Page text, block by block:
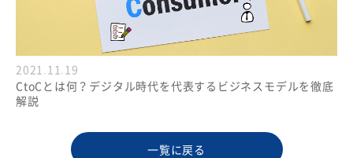
2021.11.19
CtoCとは何？デジタル時代を代表するビジネスモデルを徹底
解説
一覧に戻る